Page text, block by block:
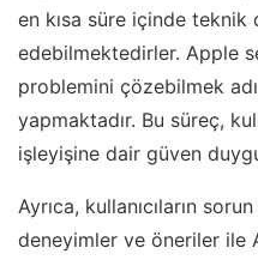
en kısa süre içinde teknik
edebilmektedirler. Apple
problemini çözebilmek
yapmaktadır. Bu süreç,
işleyişine dair güven
Ayrıca, kullanıcıların
deneyimler ve öneriler ile